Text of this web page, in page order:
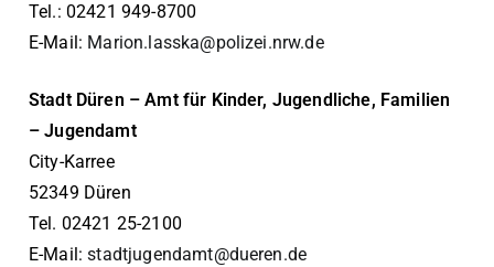
Tel.: 02421 949-8700
E-Mail: Marion.lasska@polizei.nrw.de
Stadt Düren – Amt für Kinder, Jugendliche, Familien
– Jugendamt
City-Karree
52349 Düren
Tel. 02421 25-2100
E-Mail:stadtjugendamt@dueren.de